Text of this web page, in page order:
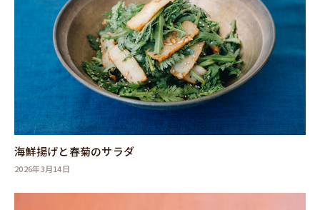
海鮮揚げと春菊のサラダ
2026年3月14日